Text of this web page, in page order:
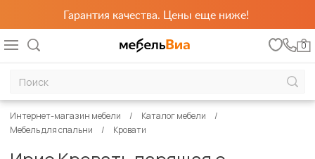
Гарантия качества. Цены еще ниже!
0
Интернет-магазин мебели
Каталог мебели
Мебель для спальни
Кровати